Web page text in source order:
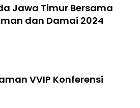
Jawa Timur Bersama
dan Damai 2024
VVIP Konferensi